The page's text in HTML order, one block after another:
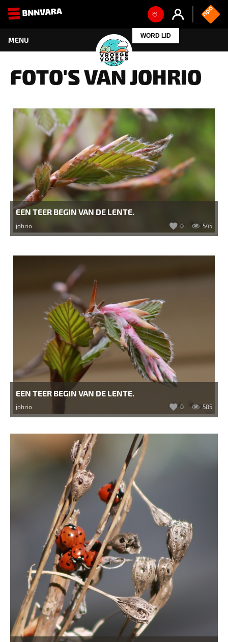
WORD LID
FOTO'S VAN JOHRIO
EEN TEER BEGIN VAN DE LENTE.
johrio 0 545
EEN TEER BEGIN VAN DE LENTE.
johrio 0 585